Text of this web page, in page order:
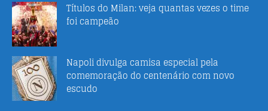
Títulos do Milan: veja quantas vezes o time
foi campeão
Napoli divulga camisa especial pela
comemoração do centenário com novo
escudo